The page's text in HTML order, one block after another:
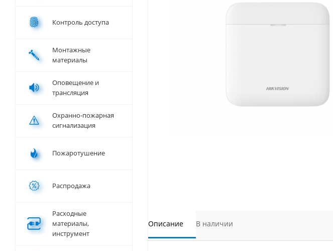
Описание В наличии
Контроль доступа
Монтажные
материалы
Оповещение и
трансляция
Охранно-пожарная
сигнализация
Пожаротушение
Распродажа
Расходные
материалы,
инструмент